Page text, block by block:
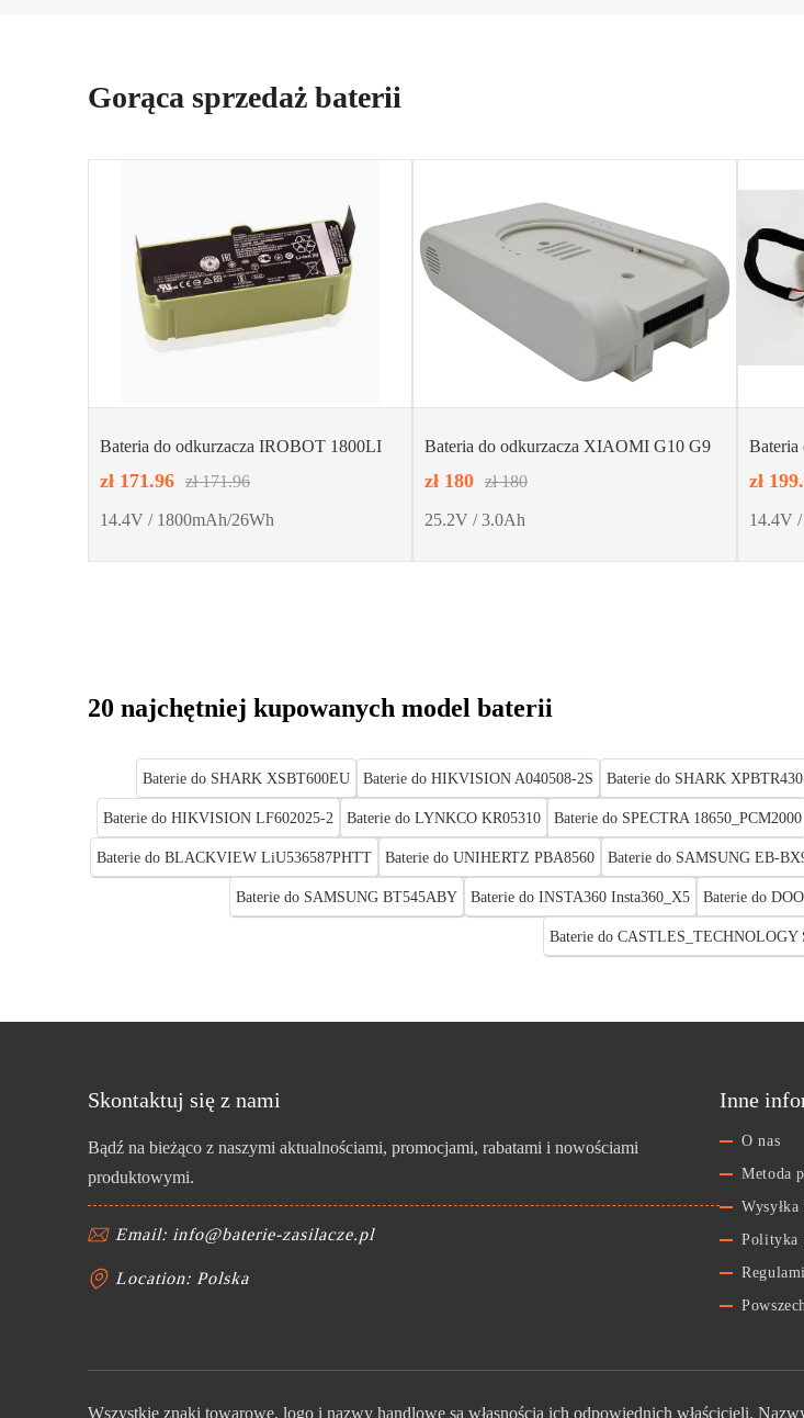
Gorąca sprzedaż baterii
Bateria do odkurzacza IROBOT 1800LI
zł 171.96 zł 171.96
14.4V / 1800mAh/26Wh
Bateria do odkurzacza XIAOMI G10 G9
zł 180 zł 180
25.2V / 3.0Ah
zł
14.4V
20 najchętniej kupowanych model baterii
Baterie do SHARK XSBT600EU Baterie do HIKVISION A040508-2S Baterie do SHARK
Baterie do HIKVISION LF602025-2 Baterie do LYNKCO KR05310 Baterie do SPECTRA 18650_PCM2000
Baterie do BLACKVIEW LiU536587PHTT Baterie do UNIHERTZ PBA8560 Baterie do SAMSUNG EB-
Baterie do SAMSUNG BT545ABY Baterie do INSTA360 Insta360_X5 Baterie do
Baterie do CASTLES_TECHNOLOGY
Skontaktuj się z nami
Bądź na bieżąco z naszymi aktualnościami, promocjami, rabatami i nowościami
produktowymi.
Email: info@baterie-zasilacze.pl
Location: Polska
Inne
O nas
Metoda
Polityka
Wszystkie znaki towarowe, logo i nazwy handlowe są własnością ich odpowiednich właścicieli.